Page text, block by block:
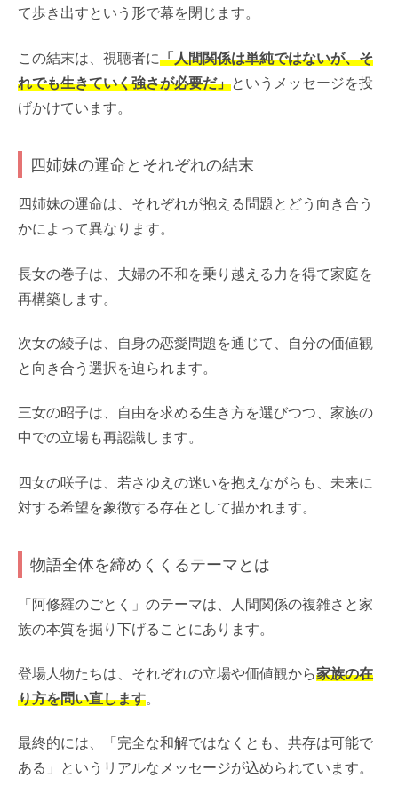
て歩き出すという形で幕を閉じます。
この結末は、視聴者に「人間関係は単純ではないが、そ
れでも生きていく強さが必要だ」というメッセージを投
げかけています。
四姉妹の運命とそれぞれの結末
四姉妹の運命は、それぞれが抱える問題とどう向き合う
かによって異なります。
長女の巻子は、夫婦の不和を乗り越える力を得て家庭を
再構築します。
次女の綾子は、自身の恋愛問題を通じて、自分の価値観
と向き合う選択を迫られます。
三女の昭子は、自由を求める生き方を選びつつ、家族の
中での立場も再認識します。
四女の咲子は、若さゆえの迷いを抱えながらも、未来に
対する希望を象徴する存在として描かれます。
物語全体を締めくくるテーマとは
「阿修羅のごとく」のテーマは、人間関係の複雑さと家
族の本質を掘り下げることにあります。
登場人物たちは、それぞれの立場や価値観から家族の在
り方を問い直します。
最終的には、「完全な和解ではなくとも、共存は可能で
ある」というリアルなメッセージが込められています。